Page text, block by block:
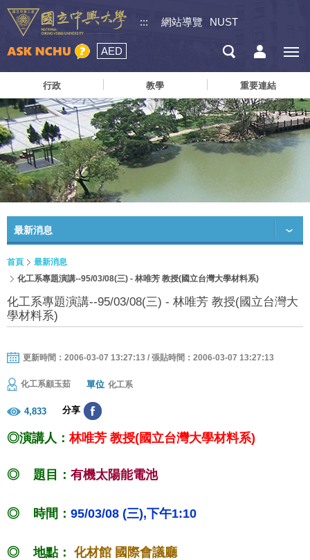
::: 網站導覽 NUST
AED
行政 教學 重要連結
最新消息
首頁
最新消息
化工系專題演講--95/03/08(三) - 林唯芳 教授(國立台灣大學材料系)
化工系專題演講--95/03/08(三) - 林唯芳 教授(國立台灣大
學材料系)
更新時間：2006-03-07 13:27:13 / 張貼時間：2006-03-07 13:27:13
化工系顧玉茹 單位 化工系
4,833 分享
◎演講人：林唯芳 教授(國立台灣大學材料系)
◎ 題目： 有機太陽能電池
◎ 時間： 95/03/08 (三),下午1:10
◎ 地點： 化材館 國際會議廳